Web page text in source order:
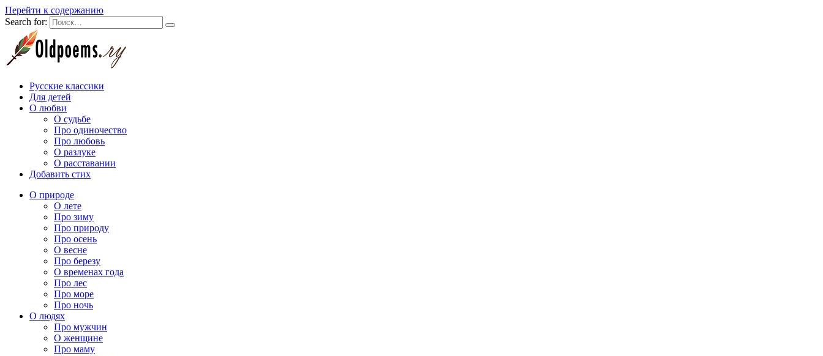
Перейти к содержанию
Search for:
Русские классики
Для детей
О любви
О судьбе
Про одиночество
Про любовь
О разлуке
О расставании
Добавить стих
О природе
О лете
Про зиму
Про природу
Про осень
О весне
Про березу
О временах года
Про лес
Про море
Про ночь
О людях
Про мужчин
О женщине
Про маму